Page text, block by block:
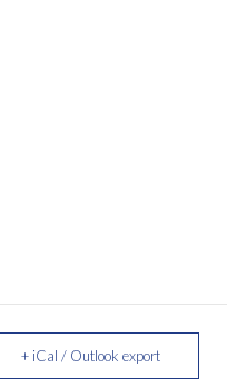
+ iCal / Outlook export